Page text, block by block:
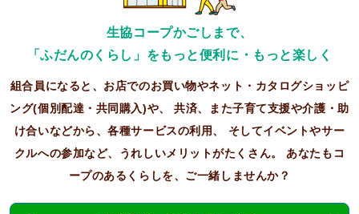
生協コープかごしまで、
「ふだんのくらし」をもっと便利に・もっと楽しく
組合員になると、お店でのお買い物やネット・カタログショッピ
ング(個別配達・共同購入)や、共済、また子育て支援や介護・助
け合いなどから、各種サービスの利用、
そしてイベントやサー
クルへの参加など、うれしいメリットがたくさん。
あなたもコ
ープのあるくらしを、ご一緒しませんか？